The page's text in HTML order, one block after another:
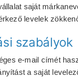
saját
levelek
szabályok
e-mail címét
a saját